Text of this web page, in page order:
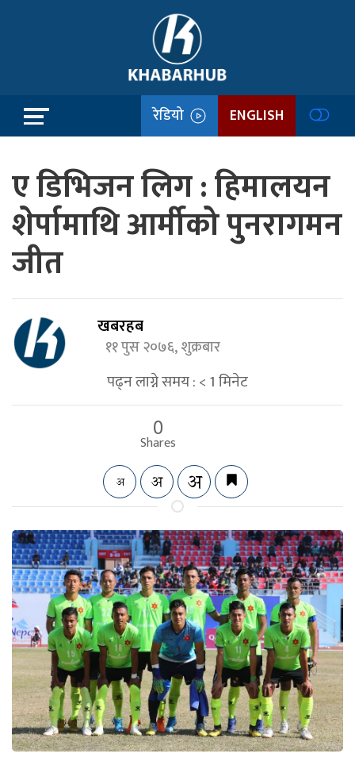
रेडियो ENGLISH
ए डिभिजन लिग : हिमालयन
शेर्पामाथि आर्मीको पुनरागमन
जीत
खबरहब
११ पुस २०७६, शुक्रबार
पढ्न लाग्ने समय :< 1मिनेट
0
Shares